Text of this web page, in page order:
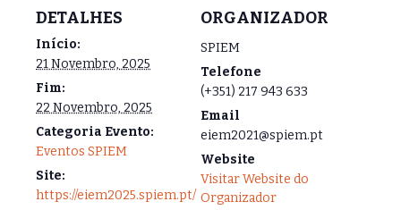
DETALHES
Início:
21 Novembro, 2025
Fim:
22 Novembro, 2025
Categoria Evento:
Eventos SPIEM
Site:
https://eiem2025.spiem.pt/
ORGANIZADOR
SPIEM
Telefone
(+351) 217 943 633
Email
eiem2021@spiem.pt
Website
Visitar Website do
Organizador